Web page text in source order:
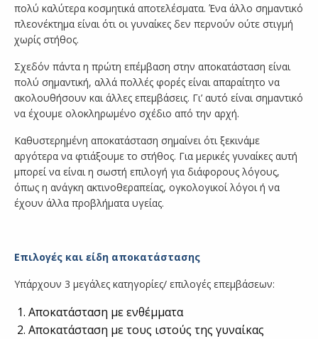
πολύ καλύτερα κοσμητικά αποτελέσματα. Ένα άλλο σημαντικό
πλεονέκτημα είναι ότι οι γυναίκες δεν περνούν ούτε στιγμή
χωρίς στήθος.
Σχεδόν πάντα η πρώτη επέμβαση στην αποκατάσταση είναι
πολύ σημαντική, αλλά πολλές φορές είναι απαραίτητο να
ακολουθήσουν και άλλες επεμβάσεις. Γι’ αυτό είναι σημαντικό
να έχουμε ολοκληρωμένο σχέδιο από την αρχή.
Καθυστερημένη αποκατάσταση σημαίνει ότι ξεκινάμε
αργότερα να φτιάξουμε το στήθος. Για μερικές γυναίκες αυτή
μπορεί να είναι η σωστή επιλογή για διάφορους λόγους,
όπως η ανάγκη ακτινοθεραπείας, ογκολογικοί λόγοι ή να
έχουν άλλα προβλήματα υγείας.
Επιλογές και είδη αποκατάστασης
Υπάρχουν 3 μεγάλες κατηγορίες/ επιλογές επεμβάσεων:
Αποκατάσταση με ενθέμματα
Αποκατάσταση με τους ιστούς της γυναίκας